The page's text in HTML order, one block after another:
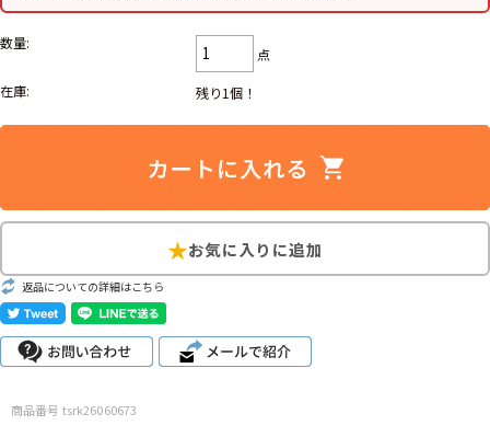
半袖シャツ
パンツ レディース 子供服
Search by Particularこだわりから探す
Search by Size サイズから探す（メンズ）
ジャケット
数量:
点
在庫:
残り1個！
返品についての詳細はこちら
商品番号 tsrk26060673